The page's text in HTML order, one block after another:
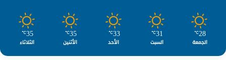
28
℃
الجمعة
31
℃
السبت
33
℃
الأحد
35
℃
الأثنين
35
℃
الثلاثاء